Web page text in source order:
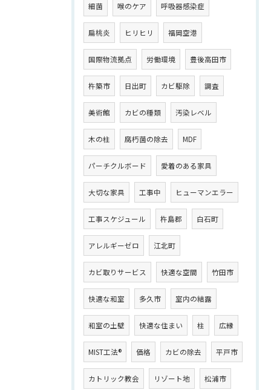
細菌 喉のケア 呼吸器感染症
扁桃炎 ヒリヒリ 福岡空港
国際物流拠点 労働環境 豊後高田市
杵築市 日出町 カビ駆除 調査
美術館 カビの種類 汚染レベル
木の柱 腐朽菌の除去 MDF
パーチクルボード 愛着のある家具
大切な家具 工事中 ヒューマンエラー
工事スケジュール 杵島郡 白石町
アレルギーゼロ 江北町
カビ取りサービス 快適な空間 竹田市
快適な和室 多久市 室内の結露
和室の土壁 快適な住まい 柱 広縁
MIST工法® 価格 カビの除去 平戸市
カトリック教会 リゾート地 松浦市